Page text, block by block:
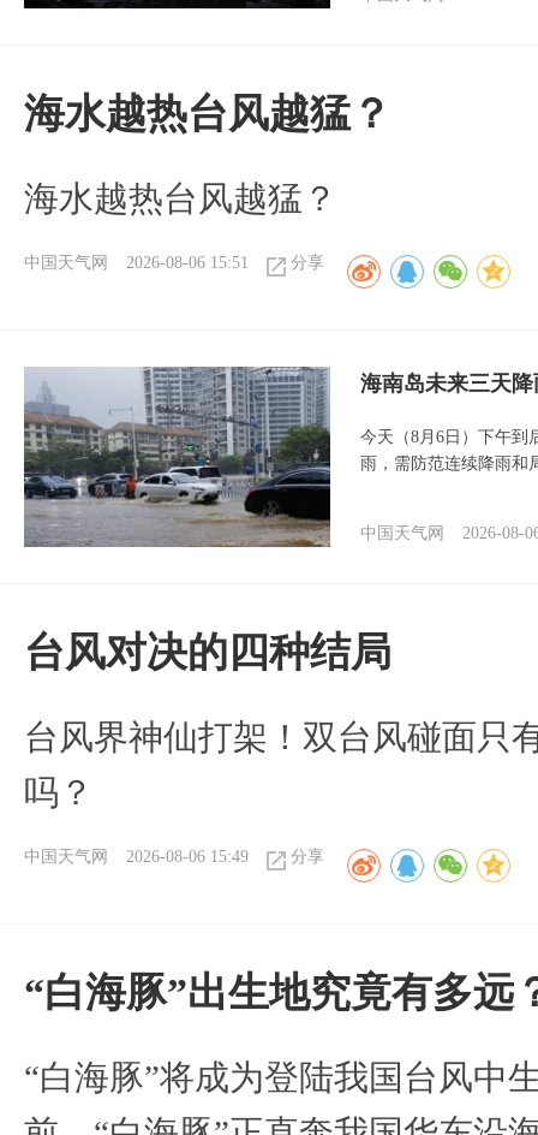
海水越热台风越猛？
海水越热台风越猛？
中国天气网 2026-08-06 15:51 分享
海南岛未来三天
今天（8月6日）下午到
雨，需防范连续降雨和
中国天气网 2026-08-
台风对决的四种结局
台风界神仙打架！双台风碰面只
吗？
中国天气网 2026-08-06 15:49 分享
“白海豚”出生地究竟有多远
“白海豚”将成为登陆我国台风中